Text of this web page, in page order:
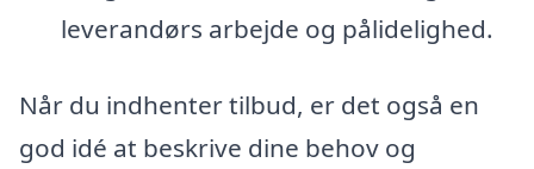
leverandørs arbejde og pålidelighed.
Når du indhenter tilbud, er det også en
god idé at beskrive dine behov og